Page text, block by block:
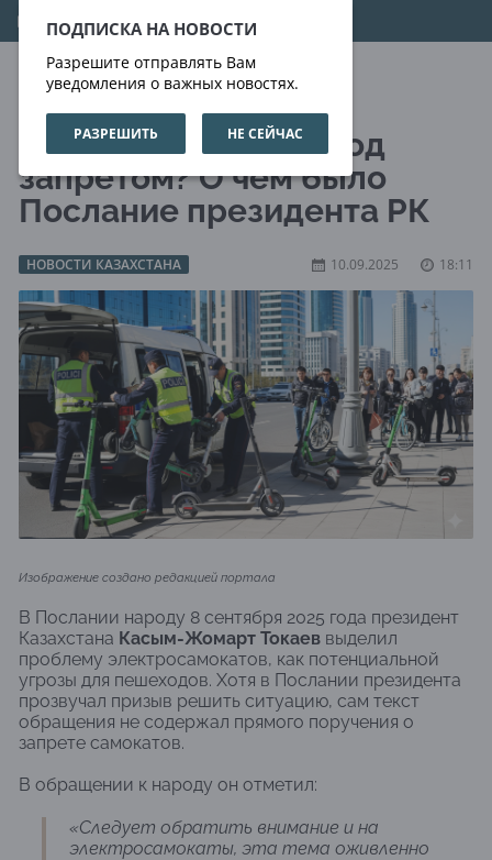
ПОДПИСКА НА НОВОСТИ
Разрешите отправлять Вам
уведомления о важных новостях.
РАЗРЕШИТЬ НЕ СЕЙЧАС
07.08.2026 12:01:26
Электросамокаты под
запретом? О чем было
Послание президента РК
НОВОСТИ КАЗАХСТАНА 10.09.2025 18:11
Изображение создано редакцией портала
В Послании народу 8 сентября 2025 года президент
Казахстана Касым-Жомарт Токаев выделил
проблему электросамокатов, как потенциальной
угрозы для пешеходов. Хотя в Послании президента
прозвучал призыв решить ситуацию, сам текст
обращения не содержал прямого поручения о
запрете самокатов.
В обращении к народу он отметил:
«Следует обратить внимание и на
электросамокаты, эта тема оживленно